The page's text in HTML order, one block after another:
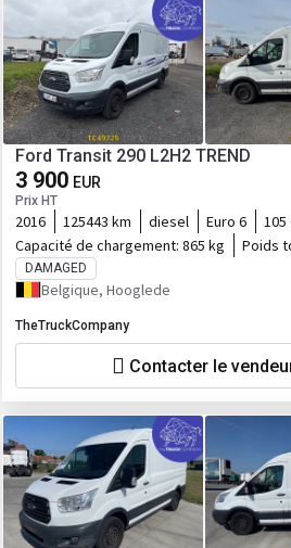
Ford Transit 290 L2H2 TREND
3 900 EUR
Prix HT
2016 125443 km diesel Euro 6
105
Capacité de chargement: 865 kg Poids
DAMAGED
Belgique, Hooglede
TheTruckCompany
Contacter le